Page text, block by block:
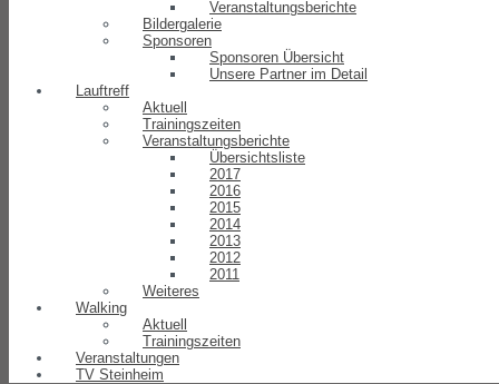
Veranstaltungsberichte
Bildergalerie
Sponsoren
Sponsoren Übersicht
Unsere Partner im Detail
Lauftreff
Aktuell
Trainingszeiten
Veranstaltungsberichte
Übersichtsliste
2017
2016
2015
2014
2013
2012
2011
Weiteres
Walking
Aktuell
Trainingszeiten
Veranstaltungen
TV Steinheim